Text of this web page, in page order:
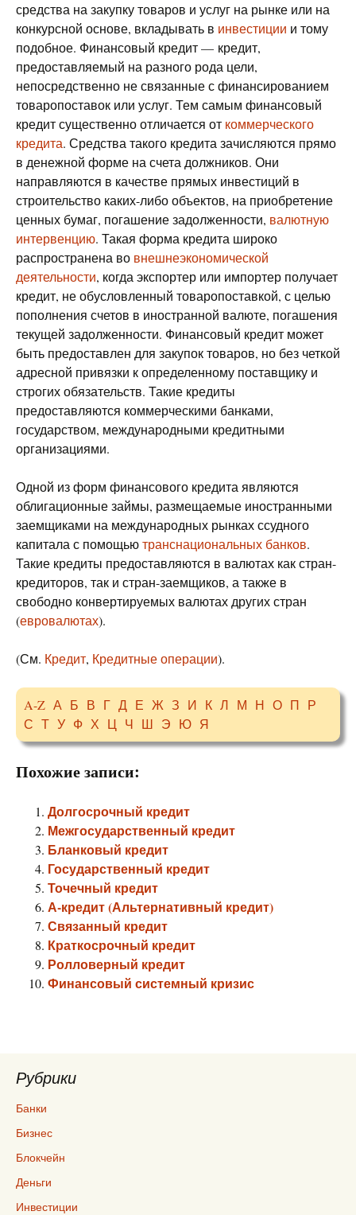
средства на закупку товаров и услуг на рынке или на
конкурсной основе, вкладывать в инвестиции и тому
подобное. Финансовый кредит — кредит,
предоставляемый на разного рода цели,
непосредственно не связанные с финансированием
товаропоставок или услуг. Тем самым финансовый
кредит существенно отличается от коммерческого
кредита. Средства такого кредита зачисляются прямо
в денежной форме на счета должников. Они
направляются в качестве прямых инвестиций в
строительство каких-либо объектов, на приобретение
ценных бумаг, погашение задолженности, валютную
интервенцию. Такая форма кредита широко
распространена во внешнеэкономической
деятельности, когда экспортер или импортер получает
кредит, не обусловленный товаропоставкой, с целью
пополнения счетов в иностранной валюте, погашения
текущей задолженности. Финансовый кредит может
быть предоставлен для закупок товаров, но без четкой
адресной привязки к определенному поставщику и
строгих обязательств. Такие кредиты
предоставляются коммерческими банками,
государством, международными кредитными
организациями.
Одной из форм финансового кредита являются
облигационные займы, размещаемые иностранными
заемщиками на международных рынках ссудного
капитала с помощьютранснациональных банков.
Такие кредиты предоставляются в валютах как стран-
кредиторов, так и стран-заемщиков, а также в
свободно конвертируемых валютах других стран
(евровалютах).
(См. Кредит, Кредитные операции).
A-Z А Б В Г Д Е Ж З И К Л М Н О П Р
С Т У Ф Х Ц Ч Ш Э Ю Я
Похожие записи:
Долгосрочный кредит
Межгосударственный кредит
Бланковый кредит
Государственный кредит
Точечный кредит
А-кредит (Альтернативный кредит)
Связанный кредит
Краткосрочный кредит
Ролловерный кредит
Финансовый системный кризис
Рубрики
Банки
Бизнес
Блокчейн
Деньги
Инвестиции